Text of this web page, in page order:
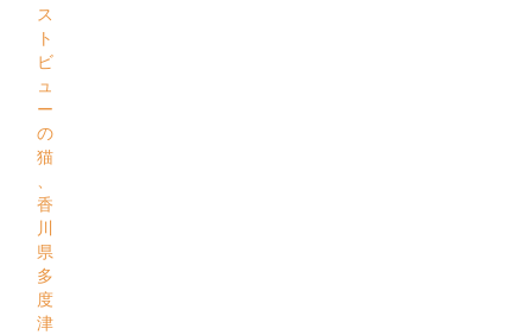
ス
ト
ビ
ュ
ー
の
猫
、
香
川
県
多
度
津